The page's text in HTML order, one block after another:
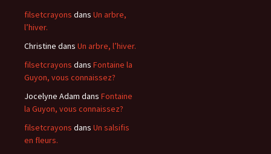
filsetcrayons dans Un arbre,
l’hiver.
Christine dans Un arbre, l’hiver.
filsetcrayons dans Fontaine la
Guyon, vous connaissez?
Jocelyne Adam dans Fontaine
la Guyon, vous connaissez?
filsetcrayons dans Un salsifis
en fleurs.